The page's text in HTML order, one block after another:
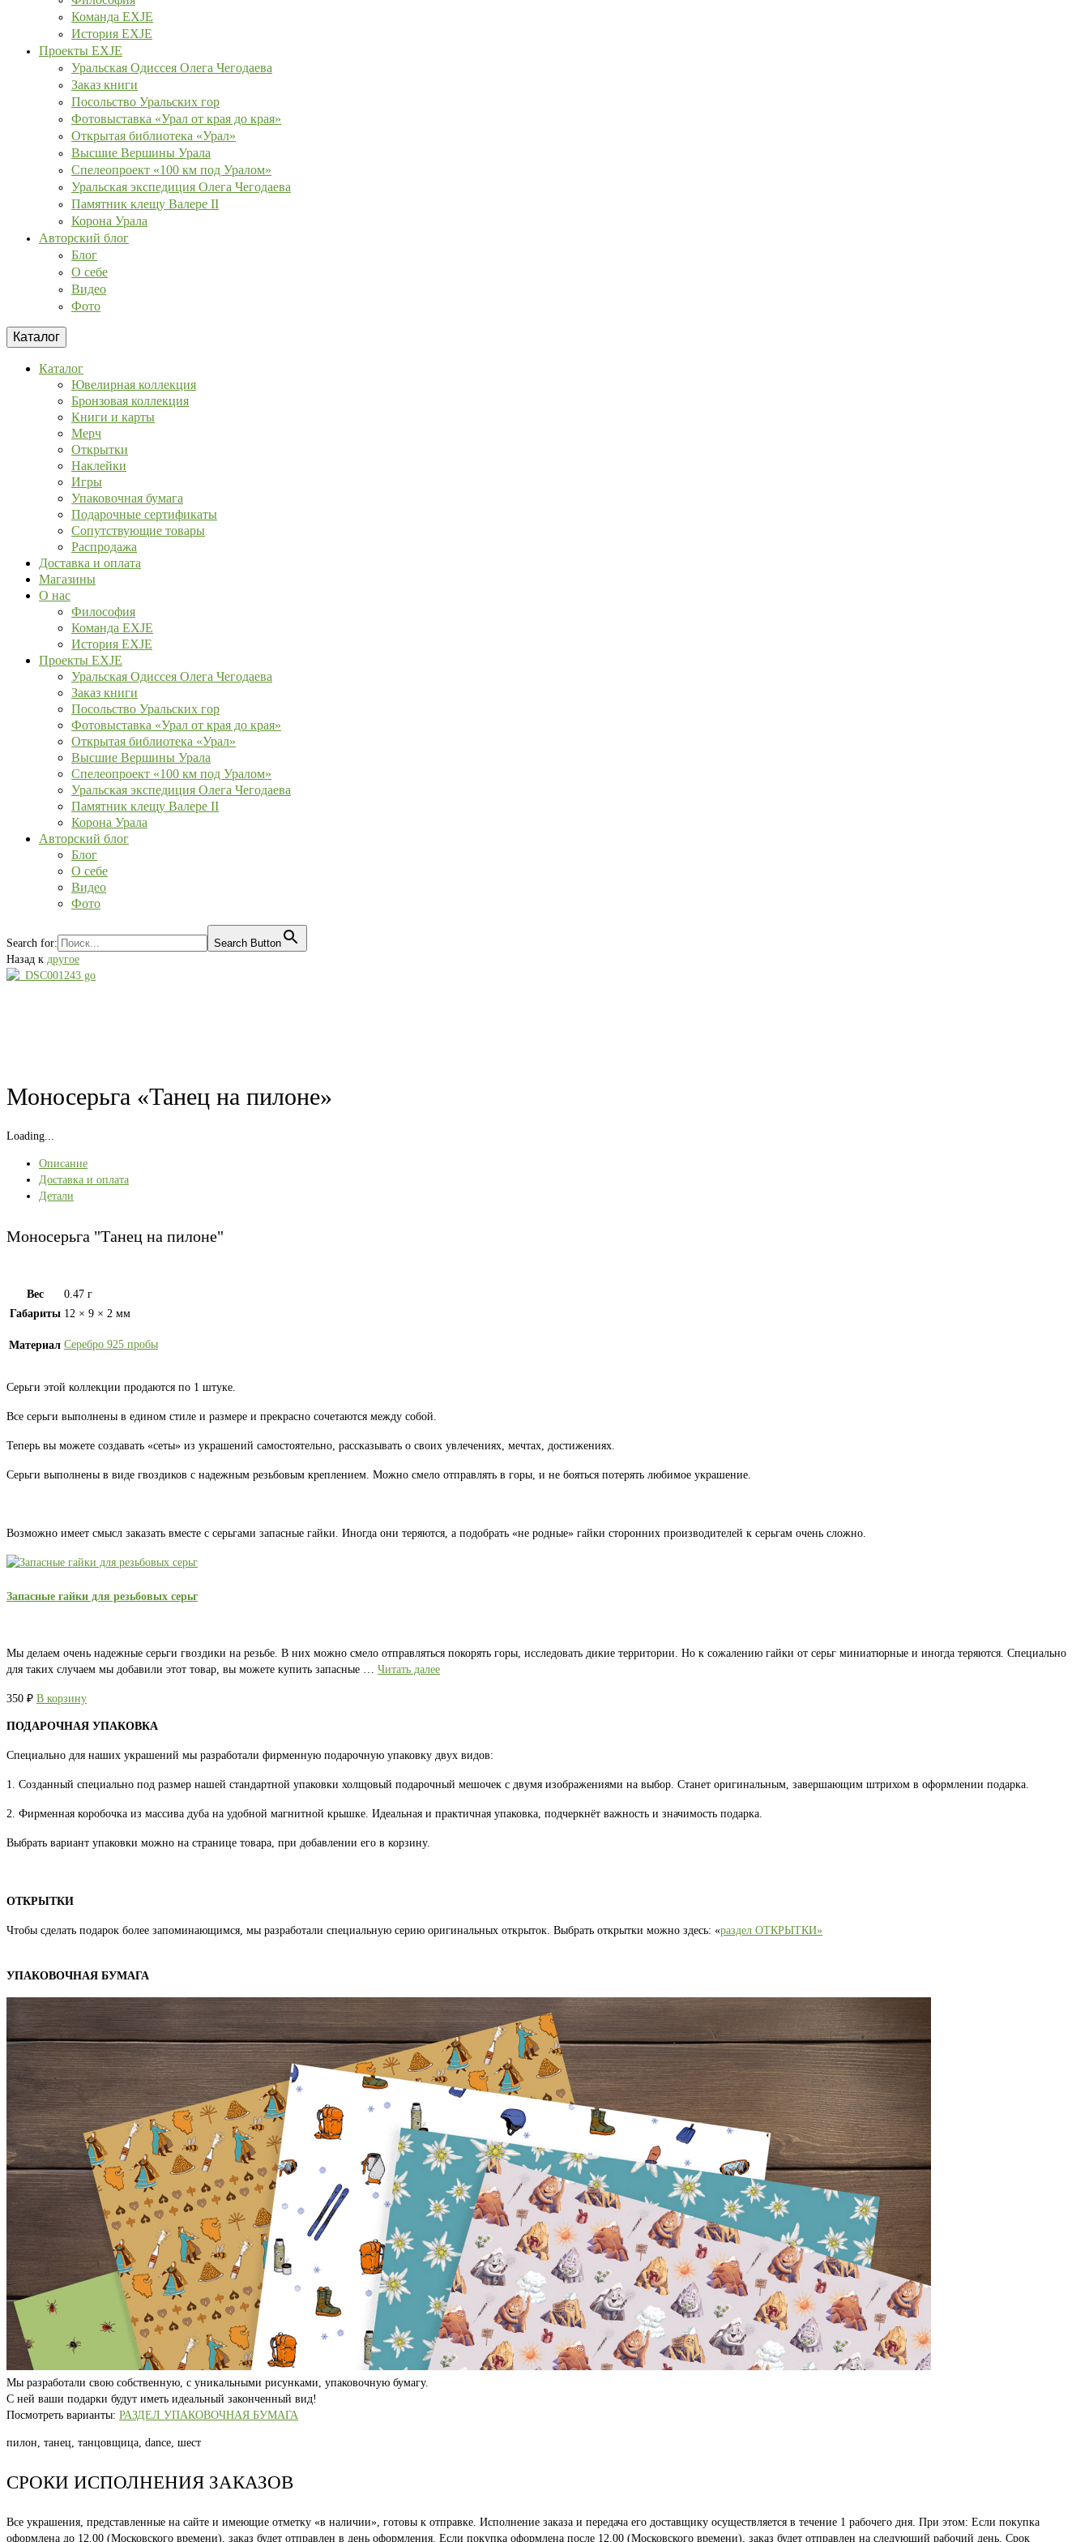
Команда EXJE
История EXJE
Проекты EXJE
Уральская Одиссея Олега Чегодаева
Заказ книги
Посольство Уральских гор
Фотовыставка «Урал от края до края»
Открытая библиотека «Урал»
Высшие Вершины Урала
Спелеопроект «100 км под Уралом»
Уральская экспедиция Олега Чегодаева
Памятник клещу Валере II
Корона Урала
Авторский блог
Блог
О себе
Видео
Фото
Каталог
Каталог
Ювелирная коллекция
Бронзовая коллекция
Книги и карты
Мерч
Открытки
Наклейки
Игры
Упаковочная бумага
Подарочные сертификаты
Сопутствующие товары
Распродажа
Доставка и оплата
Магазины
О нас
Философия
Команда EXJE
История EXJE
Проекты EXJE
Уральская Одиссея Олега Чегодаева
Заказ книги
Посольство Уральских гор
Фотовыставка «Урал от края до края»
Открытая библиотека «Урал»
Высшие Вершины Урала
Спелеопроект «100 км под Уралом»
Уральская экспедиция Олега Чегодаева
Памятник клещу Валере II
Корона Урала
Авторский блог
Блог
О себе
Видео
Фото
Search for:
Search Button
Назад к другое
Моносерьга «Танец на пилоне»
Loading...
Описание
Доставка и оплата
Детали
Моносерьга "Танец на пилоне"
Вес
0.47 г
Габариты 12 × 9 × 2 мм
Материал Серебро 925 пробы
Серьги этой коллекции продаются по 1 штуке.
Все серьги выполнены в едином стиле и размере и прекрасно сочетаются между собой.
Теперь вы можете создавать «сеты» из украшений самостоятельно, рассказывать о своих увлечениях, мечтах, достижениях.
Серьги выполнены в виде гвоздиков с надежным резьбовым креплением. Можно смело отправлять в горы, и не бояться потерять любимое украшение.
Возможно имеет смысл заказать вместе с серьгами запасные гайки. Иногда они теряются, а подобрать «не родные» гайки сторонних производителей к серьгам очень сложно.
Запасные гайки для резьбовых серьг
Мы делаем очень надежные серьги гвоздики на резьбе. В них можно смело отправляться покорять горы, исследовать дикие территории. Но к сожалению гайки от серьг миниатюрные и иногда теряются. Специально
для таких случаем мы добавили этот товар, вы можете купить запасные … Читать далее
350 ₽ В корзину
ПОДАРОЧНАЯ УПАКОВКА
Специально для наших украшений мы разработали фирменную подарочную упаковку двух видов:
1. Созданный специально под размер нашей стандартной упаковки холщовый подарочный мешочек с двумя изображениями на выбор. Станет оригинальным, завершающим штрихом в оформлении подарка.
2. Фирменная коробочка из массива дуба на удобной магнитной крышке. Идеальная и практичная упаковка, подчеркнёт важность и значимость подарка.
Выбрать вариант упаковки можно на странице товара, при добавлении его в корзину.
ОТКРЫТКИ
Чтобы сделать подарок более запоминающимся, мы разработали специальную серию оригинальных открыток. Выбрать открытки можно здесь: «раздел ОТКРЫТКИ»
УПАКОВОЧНАЯ БУМАГА
Мы разработали свою собственную, с уникальными рисунками, упаковочную бумагу.
С ней ваши подарки будут иметь идеальный законченный вид!
Посмотреть варианты: РАЗДЕЛ УПАКОВОЧНАЯ БУМАГА
пилон, танец, танцовщица, dance, шест
СРОКИ ИСПОЛНЕНИЯ ЗАКАЗОВ
Все украшения, представленные на сайте и имеющие отметку «в наличии», готовы к отправке. Исполнение заказа и передача его доставщику осуществляется в течение 1 рабочего дня. При этом: Если покупка
оформлена до 12.00 (Московского времени), заказ будет отправлен в день оформления. Если покупка оформлена после 12.00 (Московского времени), заказ будет отправлен на следующий рабочий день. Срок